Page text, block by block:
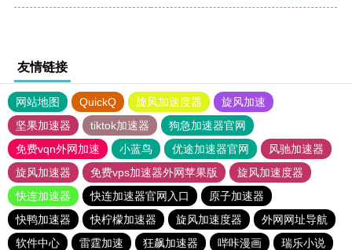
友情链接
网站地图 QuickQ 旋风加速度器
旋风加速
坚果加速器
tiktok加速器
狗急加速器官网
免费vqn外网加速
小蓝鸟 优途加速器官网
风驰加速器
旋风加速器
免费vps加速器外网苹果版
旋风加速度器
快连加速器
快连加速器官网入口
原子加速器
快鸭加速器
快柠檬加速器 旋风加速度器
外网网址导航
软件中心
雷霆加速 狂飙加速器 哔咔漫画
瑞乐小说